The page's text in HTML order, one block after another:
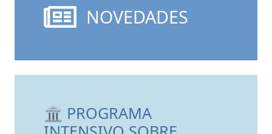
NOVEDADES
🏛 PROGRAMA